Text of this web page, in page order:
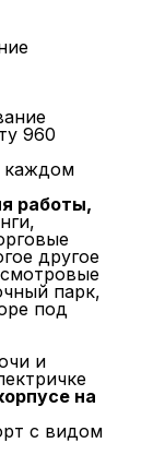
960
каждом
работы,
другое
парк,
под
и
на
с видом